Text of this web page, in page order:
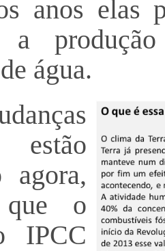
anos elas
a
água.
estão
agora,
o
IPCC